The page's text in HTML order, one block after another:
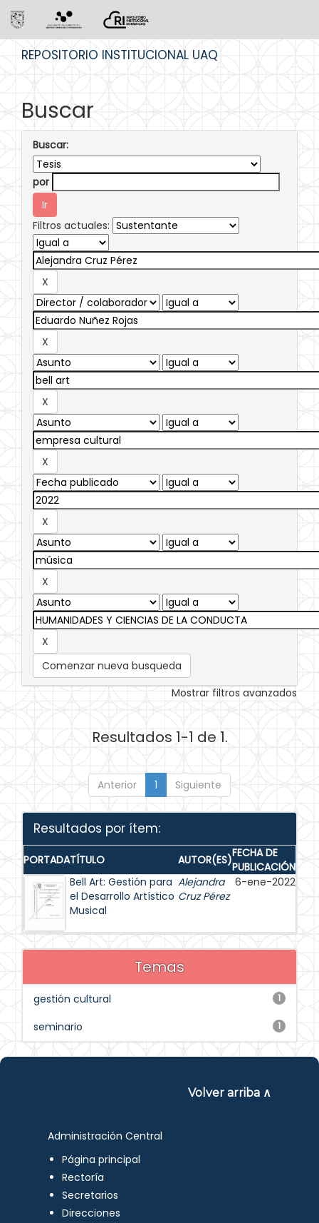
REPOSITORIO INSTITUCIONAL UAQ
Buscar
Buscar:
por
Filtros actuales:
Comenzar nueva busqueda
Mostrar filtros avanzados
Resultados 1-1 de 1.
Anterior 1 Siguiente
Resultados por ítem:
PORTADATÍTULO AUTOR(ES)FECHA DE
PUBLICACIÓN
Bell Art: Gestión para
el Desarrollo Artístico
Musical
Alejandra
Cruz Pérez
6-ene-2022
Temas
1
gestión cultural
1
seminario
Volver arriba ∧
Administración Central
Página principal
Rectoría
Secretarios
Direcciones